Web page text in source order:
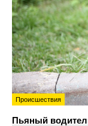
Происшествия
Пьяный